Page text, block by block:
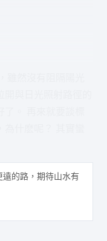
雖然沒有阻隔陽光
與日光照射路徑的
。 再來就要談標
的路，期待山水有